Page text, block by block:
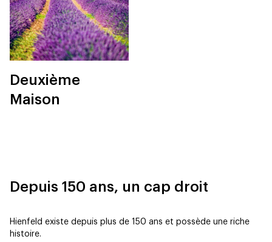
Deuxième
Maison
Depuis 150 ans, un cap droit
Hienfeld existe depuis plus de 150 ans et possède une riche
histoire.